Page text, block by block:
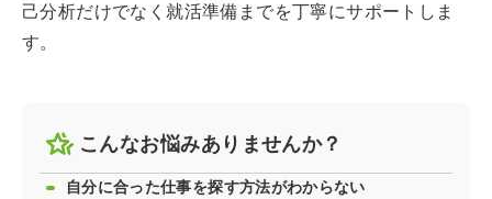
己分析だけでなく就活準備までを丁寧にサポートしま
す。
こんなお悩みありませんか？
自分に合った仕事を探す方法がわからない